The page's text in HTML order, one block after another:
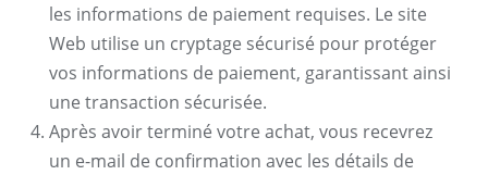
les informations de paiement requises. Le site
Web utilise un cryptage sécurisé pour protéger
vos informations de paiement, garantissant ainsi
une transaction sécurisée.
Après avoir terminé votre achat, vous recevrez
un e-mail de confirmation avec les détails de